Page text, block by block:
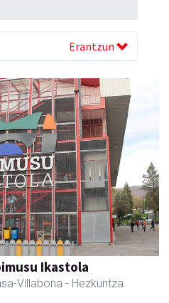
Erantzun
Ikastola
Villabona - Hezkuntza